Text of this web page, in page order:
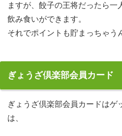
ますが、餃子の王将だったら一
飲み食いができます。
それでポイントも貯まっちゃう
ぎょうざ倶楽部会員カード
ぎょうざ倶楽部会員カードはゲ
は、